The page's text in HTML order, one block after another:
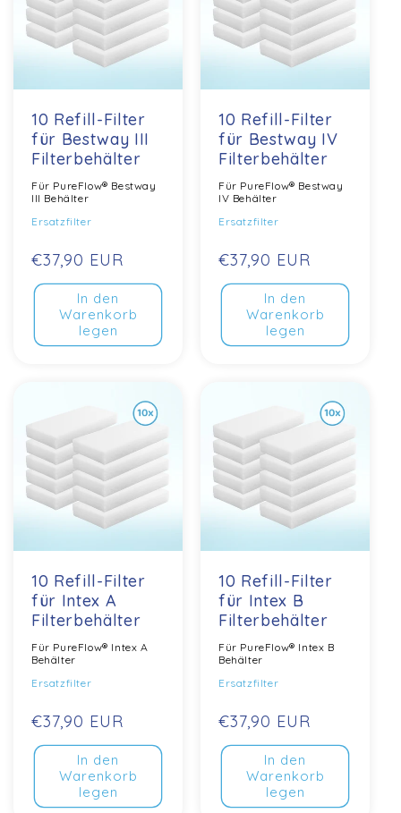
10 Refill-Filter
für Bestway III
Filterbehälter
Für PureFlow® Bestway
III Behälter
Ersatzfilter
Normaler
Preis
€37,90 EUR
In den
Warenkorb
legen
10 Refill-Filter
für Bestway IV
Filterbehälter
Für PureFlow® Bestway
IV Behälter
Ersatzfilter
Normaler
Preis
€37,90 EUR
In den
Warenkorb
legen
10 Refill-Filter
für Intex A
Filterbehälter
Für PureFlow® Intex A
Behälter
Ersatzfilter
Normaler
Preis
€37,90 EUR
In den
Warenkorb
legen
10 Refill-Filter
für Intex B
Filterbehälter
Für PureFlow® Intex B
Behälter
Ersatzfilter
Normaler
Preis
€37,90 EUR
In den
Warenkorb
legen